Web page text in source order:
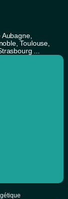
Toulouse,
...